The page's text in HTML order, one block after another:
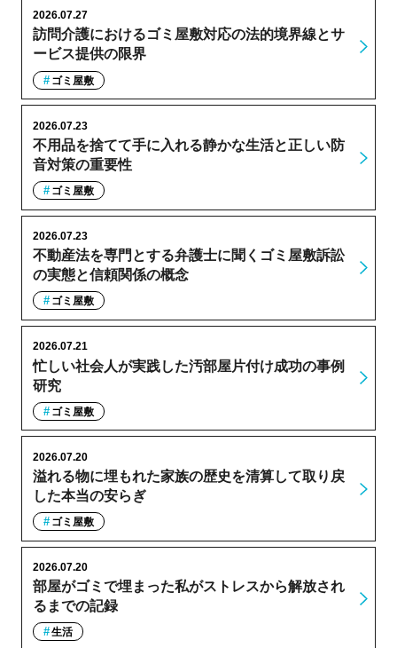
訪問介護におけるゴミ屋敷対応の法的境界線とサ
ービス提供の限界
2026.07.27
ゴミ屋敷
不用品を捨てて手に入れる静かな生活と正しい防
音対策の重要性
2026.07.23
ゴミ屋敷
不動産法を専門とする弁護士に聞くゴミ屋敷訴訟
の実態と信頼関係の概念
2026.07.23
ゴミ屋敷
忙しい社会人が実践した汚部屋片付け成功の事例
研究
2026.07.21
ゴミ屋敷
溢れる物に埋もれた家族の歴史を清算して取り戻
した本当の安らぎ
2026.07.20
ゴミ屋敷
部屋がゴミで埋まった私がストレスから解放され
るまでの記録
2026.07.20
生活